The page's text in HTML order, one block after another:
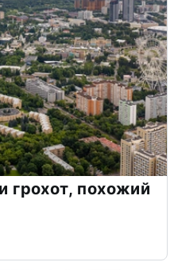
грохот, похожий